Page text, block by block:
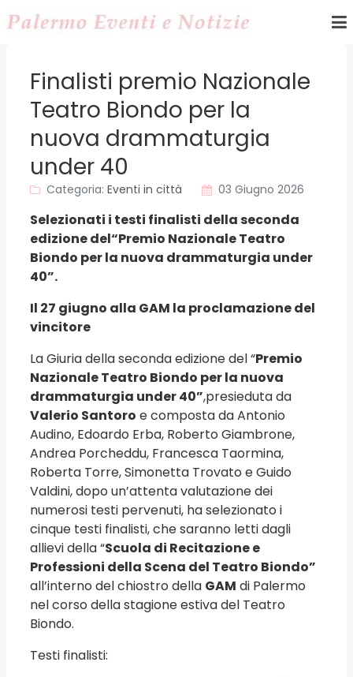
Finalisti premio Nazionale
Teatro Biondo per la
nuova drammaturgia
under 40
Categoria: Eventi in città 03 Giugno 2026
Selezionati i testi finalisti della seconda
edizione del“Premio Nazionale Teatro
Biondo per la nuova drammaturgia under
40”.
Il 27 giugno alla GAM la proclamazione del
vincitore
La Giuria della seconda edizione del “Premio
Nazionale Teatro Biondo per la nuova
drammaturgia under 40”,presieduta da
Valerio Santoro e composta da Antonio
Audino, Edoardo Erba, Roberto Giambrone,
Andrea Porcheddu, Francesca Taormina,
Roberta Torre, Simonetta Trovato e Guido
Valdini, dopo un’attenta valutazione dei
numerosi testi pervenuti, ha selezionato i
cinque testi finalisti, che saranno letti dagli
allievi della “Scuola di Recitazione e
Professioni della Scena del Teatro Biondo”
all’interno del chiostro della GAM di Palermo
nel corso della stagione estiva del Teatro
Biondo.
Testi finalisti: